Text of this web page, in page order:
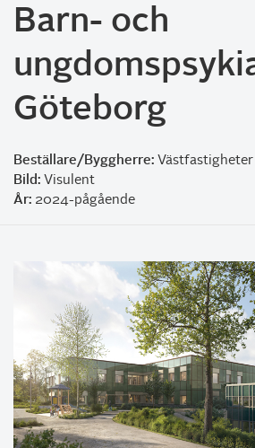
Barn- och
Göteborg
Beställare/Byggherre: Västfastigheter
Bild: Visulent
År: 2024-pågående